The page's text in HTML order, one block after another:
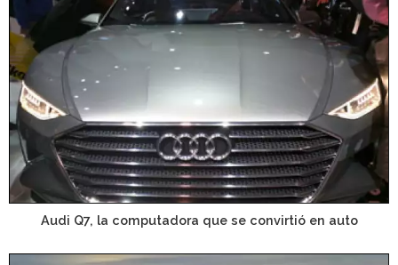
Audi Q7, la computadora que se convirtió en auto